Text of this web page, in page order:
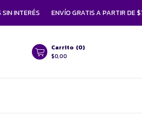
ENVÍO GRATIS A PARTIR DE $750.000
Carrito (0)
$0,00